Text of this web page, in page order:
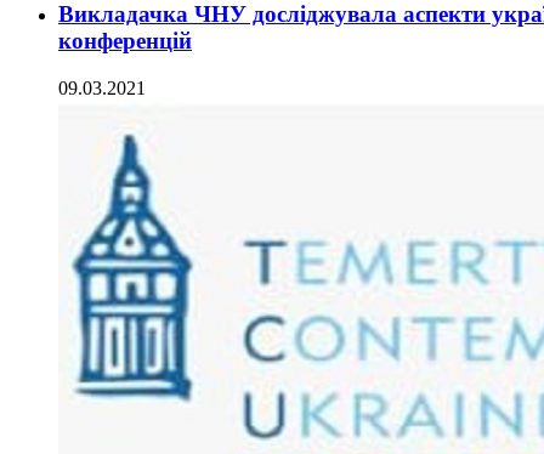
Викладачка ЧНУ досліджувала аспекти
конференцій
09.03.2021